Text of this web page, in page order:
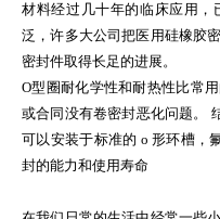
材料经过几十年的临床应用
泛，许多大公司把医用硅橡胶
密封件取得长足的进展。
O型圈耐化学性和耐热性比常
或合同没有卷密封恶化问题。
可以安装于标准的 o 形环槽，
封的能力和使用寿命